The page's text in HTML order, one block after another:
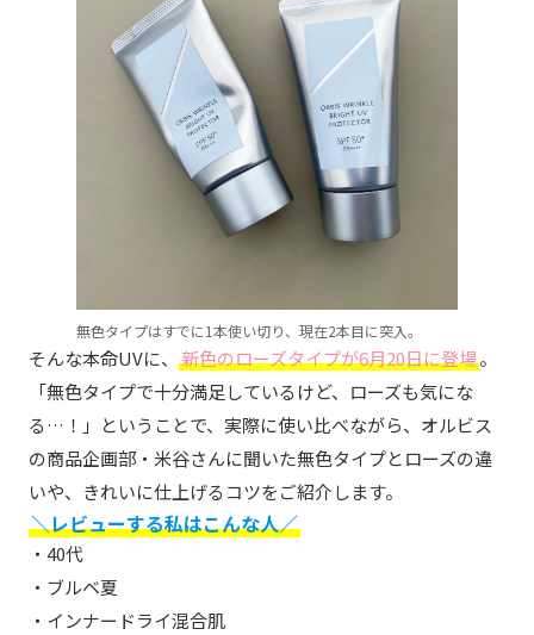
無色タイプはすでに1本使い切り、現在2本目に突入。
そんな本命UVに、 新色のローズタイプが6月20日に登場。
「無色タイプで十分満足しているけど、ローズも気にな
る…！」ということで、実際に使い比べながら、オルビス
の商品企画部・米谷さんに聞いた無色タイプとローズの違
いや、きれいに仕上げるコツをご紹介します。
＼レビューする私はこんな人／
・40代
・ブルベ夏
・インナードライ混合肌